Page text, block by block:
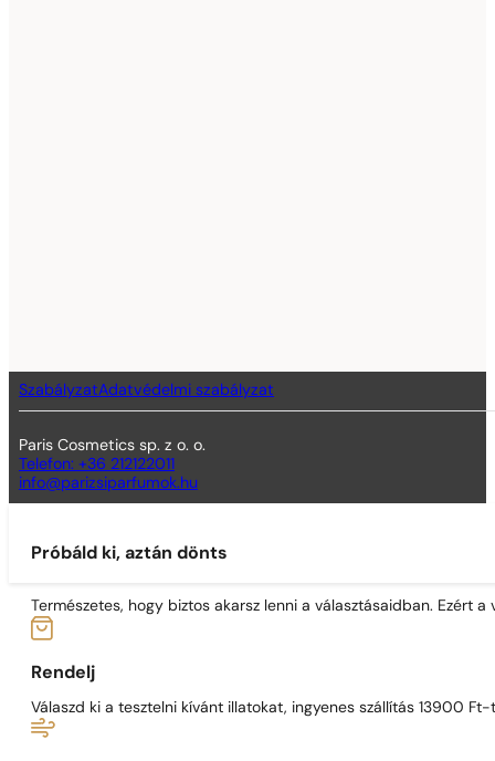
SzabályzatAdatvédelmi szabályzat
Paris Cosmetics sp. z o. o.
Telefon: +36 212122011
info@parizsiparfumok.hu
Próbáld ki, aztán dönts
Természetes, hogy biztos akarsz lenni a választásaidban. Ezért
Rendelj
Válaszd ki a tesztelni kívánt illatokat, ingyenes szállítás 13900 Ft-